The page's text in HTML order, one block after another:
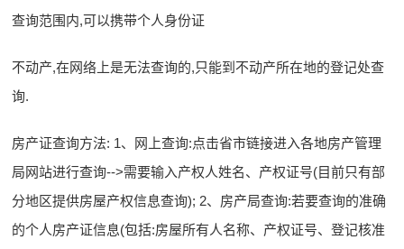
查询范围内,可以携带个人身份证
不动产,在网络上是无法查询的,只能到不动产所在地的登记处查
询.
房产证查询方法: 1、网上查询:点击省市链接进入各地房产管理
局网站进行查询-->需要输入产权人姓名、产权证号(目前只有部
分地区提供房屋产权信息查询); 2、房产局查询:若要查询的准确
的个人房产证信息(包括:房屋所有人名称、产权证号、登记核准